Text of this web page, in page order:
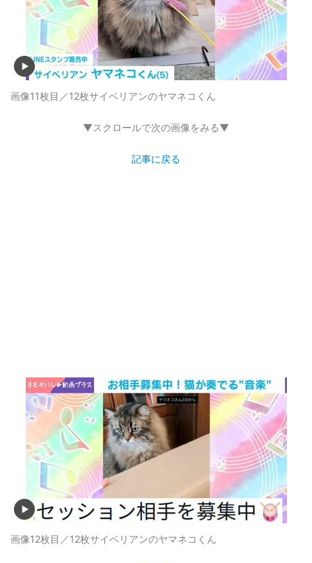
画像11枚目／12枚サイベリアンのヤマネコくん
▼スクロールで次の画像をみる▼
記事に戻る
画像12枚目／12枚サイベリアンのヤマネコくん